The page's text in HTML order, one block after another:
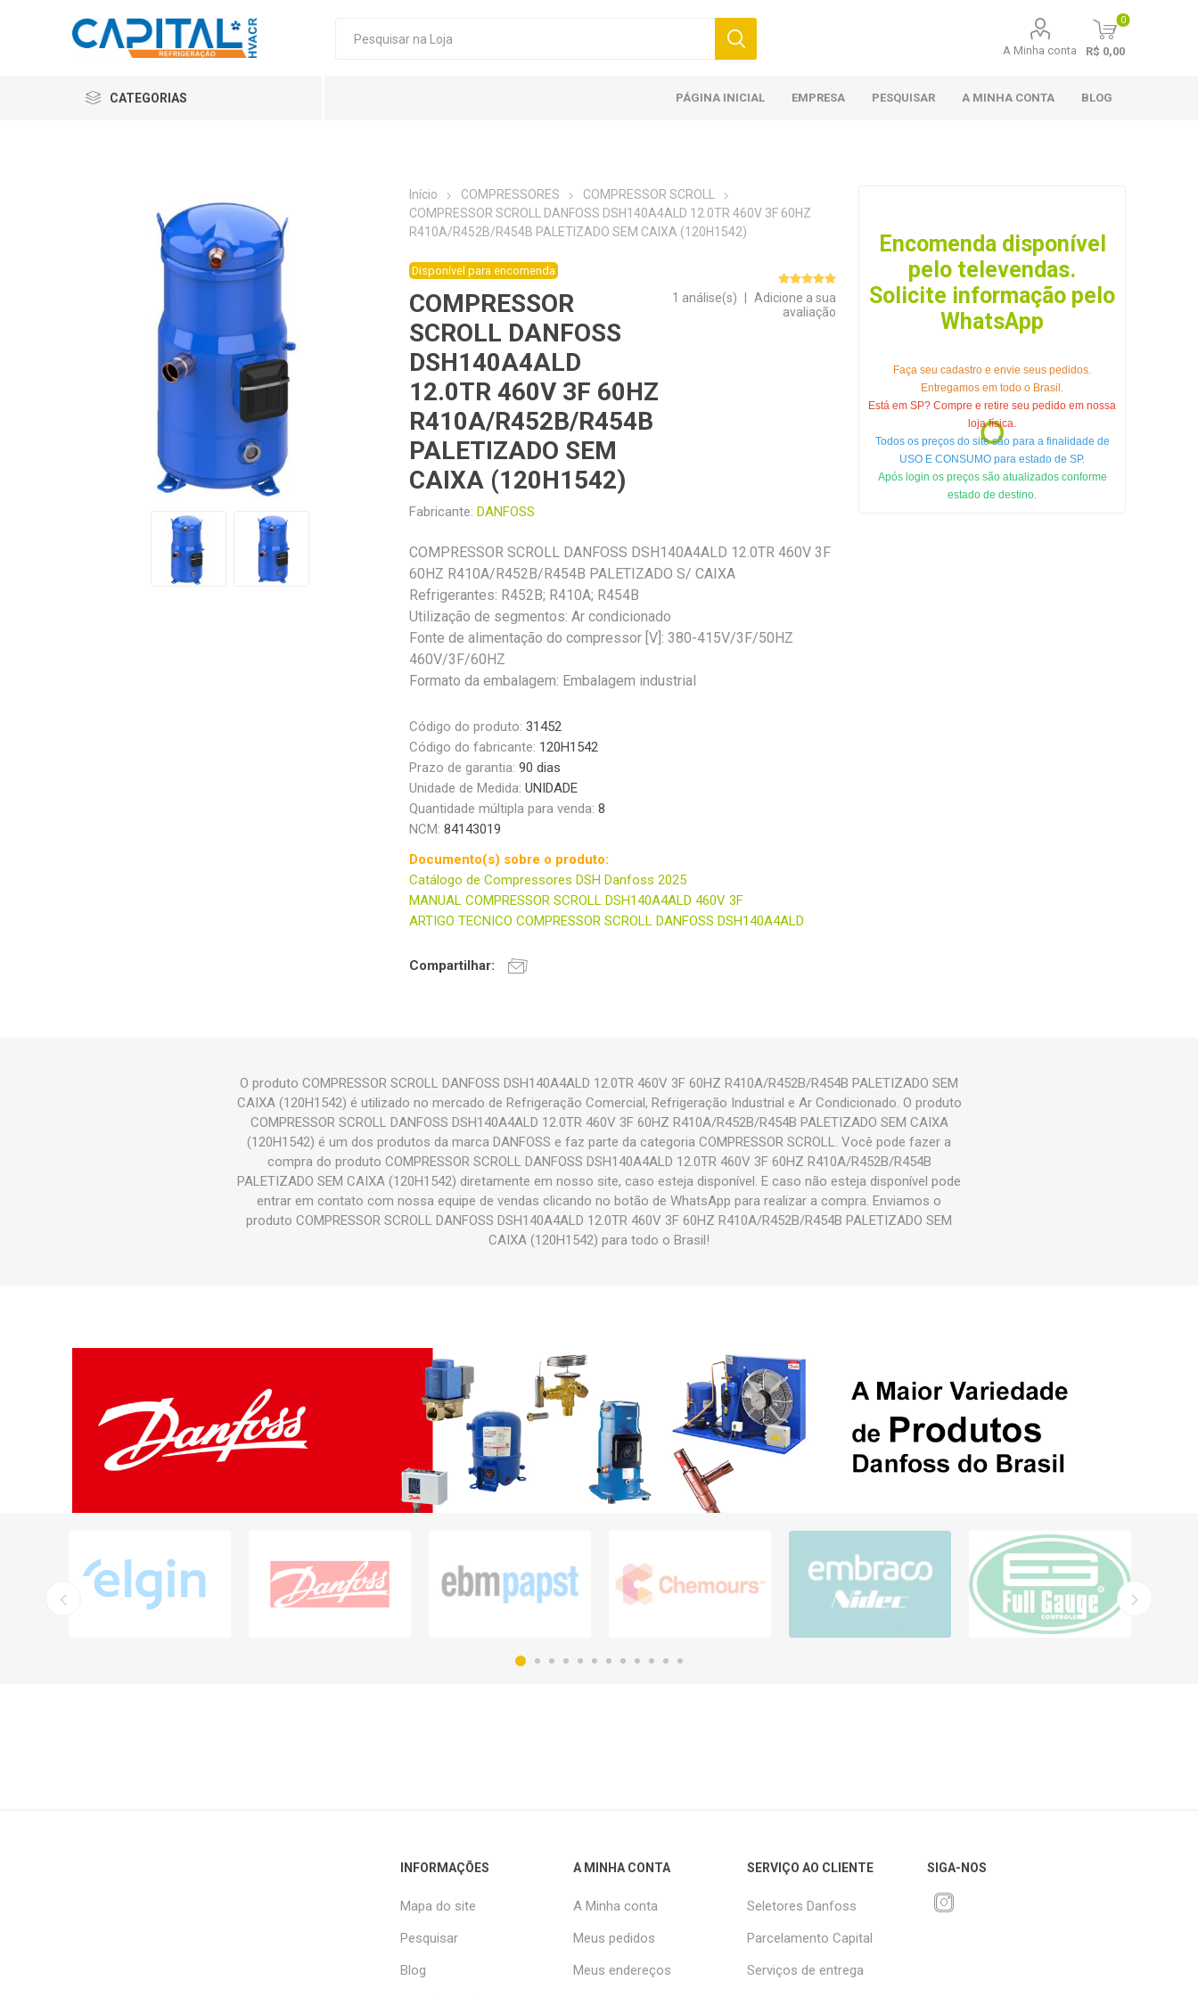
A Minha conta
0
R$ 0,00
CATEGORIAS PÁGINA INICIAL EMPRESA PESQUISAR A MINHA CONTA BLOG
Início COMPRESSORES
COMPRESSOR SCROLL
COMPRESSOR SCROLL DANFOSS DSH140A4ALD 12.0TR 460V 3F 60HZ
R410A/R452B/R454B PALETIZADO SEM CAIXA (120H1542)
Disponível para encomenda
COMPRESSOR
SCROLL DANFOSS
DSH140A4ALD
12.0TR 460V 3F 60HZ
R410A/R452B/R454B
PALETIZADO SEM
CAIXA (120H1542)
Fabricante: DANFOSS
1 análise(s)
Adicione a sua
avaliação
COMPRESSOR SCROLL DANFOSS DSH140A4ALD 12.0TR 460V 3F
60HZ R410A/R452B/R454B PALETIZADO S/ CAIXA
Refrigerantes: R452B; R410A; R454B
Utilização de segmentos: Ar condicionado
Fonte de alimentação do compressor [V]: 380-415V/3F/50HZ
460V/3F/60HZ
Formato da embalagem: Embalagem industrial
Código do produto: 31452
Código do fabricante: 120H1542
Prazo de garantia:90 dias
Unidade de Medida:UNIDADE
Quantidade múltipla para venda:8
NCM:84143019
Documento(s) sobre o produto:
Catálogo de Compressores DSH Danfoss 2025
MANUAL COMPRESSOR SCROLL DSH140A4ALD 460V 3F
ARTIGO TECNICO COMPRESSOR SCROLL DANFOSS DSH140A4ALD
Compartilhar:
Encomenda disponível
pelo televendas.
Solicite informação pelo
WhatsApp
Faça seu cadastro e envie seus pedidos.
Entregamos em todo o Brasil.
Está em SP? Compre e retire seu pedido em nossa
loja física.
Todos os preços do site são para a finalidade de
USO E CONSUMO para estado de SP.
Após login os preços são atualizados conforme
estado de destino.
O produto COMPRESSOR SCROLL DANFOSS DSH140A4ALD 12.0TR 460V 3F 60HZ R410A/R452B/R454B PALETIZADO SEM
CAIXA (120H1542) é utilizado no mercado de Refrigeração Comercial, Refrigeração Industrial e Ar Condicionado. O produto
COMPRESSOR SCROLL DANFOSS DSH140A4ALD 12.0TR 460V 3F 60HZ R410A/R452B/R454B PALETIZADO SEM CAIXA
(120H1542) é um dos produtos da marca DANFOSS e faz parte da categoria COMPRESSOR SCROLL. Você pode fazer a
compra do produto COMPRESSOR SCROLL DANFOSS DSH140A4ALD 12.0TR 460V 3F 60HZ R410A/R452B/R454B
PALETIZADO SEM CAIXA (120H1542) diretamente em nosso site, caso esteja disponível. E caso não esteja disponível pode
entrar em contato com nossa equipe de vendas clicando no botão de WhatsApp para realizar a compra. Enviamos o
produto COMPRESSOR SCROLL DANFOSS DSH140A4ALD 12.0TR 460V 3F 60HZ R410A/R452B/R454B PALETIZADO SEM
CAIXA (120H1542) para todo o Brasil!
INFORMAÇÕES
Mapa do site
Pesquisar
Blog
A MINHA CONTA
A Minha conta
Meus pedidos
Meus endereços
SERVIÇO AO CLIENTE
Seletores Danfoss
Parcelamento Capital
Serviços de entrega
SIGA-NOS